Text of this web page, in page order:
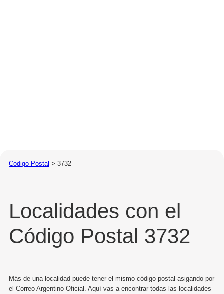
Codigo Postal > 3732
Localidades con el
Código Postal 3732
Más de una localidad puede tener el mismo código postal asigando por
el Correo Argentino Oficial. Aquí vas a encontrar todas las localidades